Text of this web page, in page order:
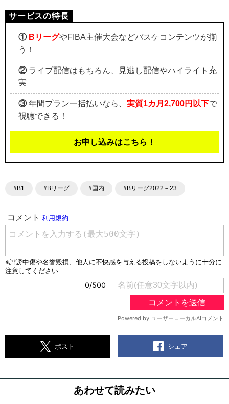
① BリーグやFIBA主催大会などバスケコンテンツが揃
う！
②ライブ配信はもちろん、見逃し配信やハイライト充
実
③年間プラン一括払いなら、 実質1カ月2,700円以下で
視聴できる！
お申し込みはこちら！
#B1 #Bリーグ #国内 #Bリーグ2022－23
ポスト シェア
あわせて読みたい